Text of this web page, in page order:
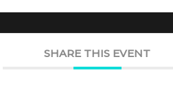
SHARE THIS EVENT